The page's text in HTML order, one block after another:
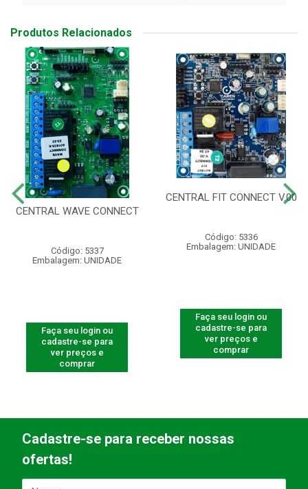
Produtos Relacionados
CENTRAL WAVE CONNECT
Código: 5337
Embalagem: UNIDADE
Faça seu login ou
cadastre-se para
ver preços e
comprar
CENTRAL FIT CONNECT V.00
Código: 5336
Embalagem: UNIDADE
Faça seu login ou
cadastre-se para
ver preços e
comprar
Cadastre-se para receber nossas
ofertas!